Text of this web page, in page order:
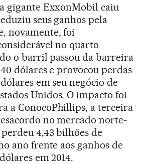
gigante ExxonMobil caiu
seus ganhos pela
novamente, foi
no quarto
o barril passou da barreira
dólares e provocou perdas
em seu negócio de
Unidos. O impacto foi
a ConocoPhillips, a terceira
no mercado norte-
4,43 bilhões de
ano frente aos ganhos de
em 2014.